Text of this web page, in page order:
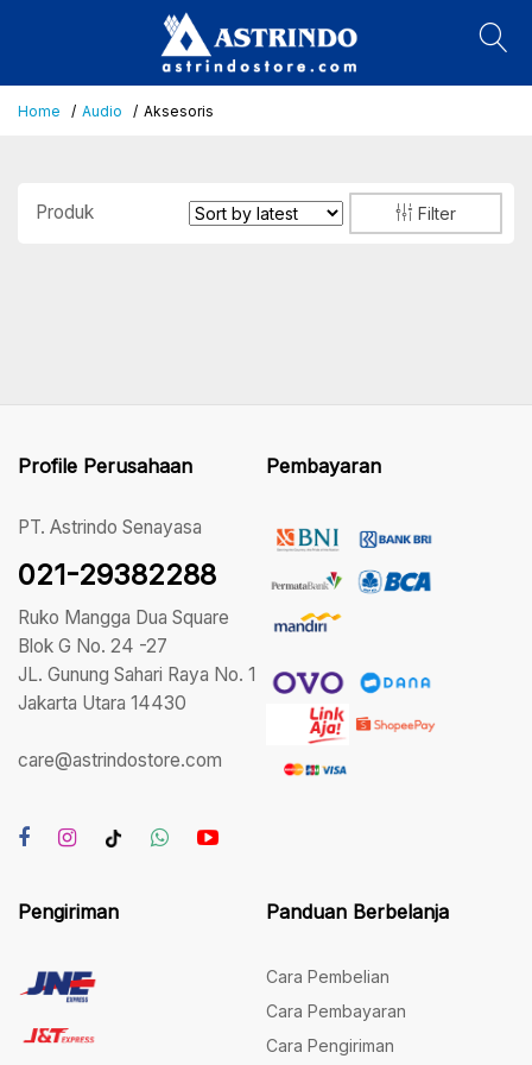
Home Audio Aksesoris
Produk Filter
Profile Perusahaan
PT. Astrindo Senayasa
021-29382288
Ruko Mangga Dua Square
Blok G No. 24 -27
JL. Gunung Sahari Raya No. 1
Jakarta Utara 14430
care@astrindostore.com
Pembayaran
Pengiriman Panduan Berbelanja
Cara Pembelian
Cara Pembayaran
Cara Pengiriman